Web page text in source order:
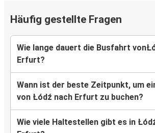
Häufig gestellte Fragen
Wie lange dauert die Busfahrt
Erfurt?
Wann ist der beste Zeitpunkt, um
von Łódź nach Erfurt zu buchen?
Wie viele Haltestellen gibt es in